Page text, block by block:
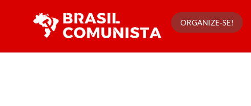
conteúdo
ORGANIZE-SE!